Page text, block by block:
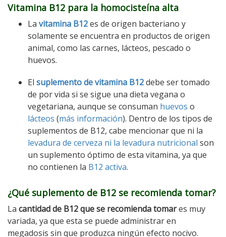
Vitamina B12 para la homocisteína alta
La vitamina B12es de origen bacteriano y
solamente se encuentra en productos de origen
animal, como las carnes, lácteos, pescado o
huevos.
El suplemento de vitamina B12debe ser tomado
de por vida si se sigue una dieta vegana o
vegetariana, aunque se consuman huevos o
lácteos (más información). Dentro de los tipos de
suplementos de B12, cabe mencionar que ni la
levadura de cerveza ni la levadura nutricional son
un suplemento óptimo de esta vitamina, ya que
no contienen la B12 activa.
¿Qué suplemento de B12 se recomienda tomar?
La cantidad de B12 que se recomienda tomares muy
variada, ya que esta se puede administrar en
megadosis sin que produzca ningún efecto nocivo.